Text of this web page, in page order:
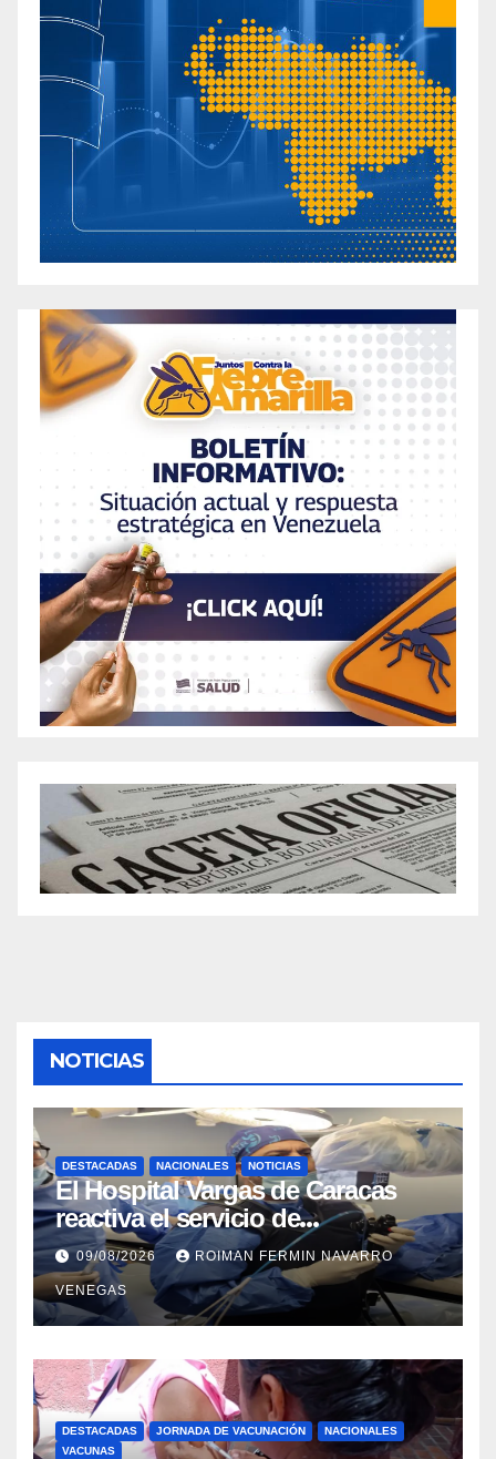
NOTICIAS
DESTACADAS NACIONALES NOTICIAS
El Hospital Vargas de Caracas
reactiva el servicio de
Colangiopancreatografía
Retrógrada Endoscópica para
beneficiar a cientos de pacientes
09/08/2026 ROIMAN FERMIN NAVARRO
VENEGAS
DESTACADAS JORNADA DE VACUNACIÓN
NACIONALES
VACUNAS